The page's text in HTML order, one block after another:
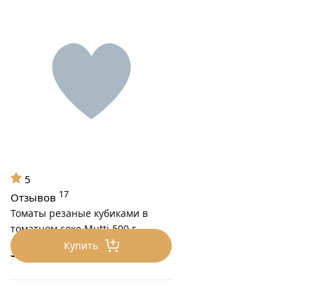
Купить
380
Томаты резаные кубиками в
томатном соке Mutti 500 г
5
Отзывов 17